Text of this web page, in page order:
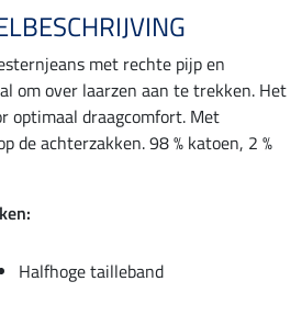
met rechte pijp en
om over laarzen aan te trekken. Het
optimaal draagcomfort. Met
de achterzakken. 98 % katoen, 2 %
Halfhoge tailleband